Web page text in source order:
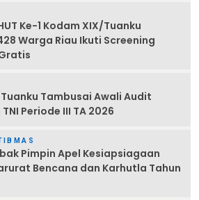
Ke-1 Kodam XIX/Tuanku
Warga Riau Ikuti Screening
Tambusai Awali Audit
Periode III TA 2026
Pimpin Apel Kesiapsiagaan
Bencana dan Karhutla Tahun